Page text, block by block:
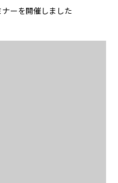
ーを開催しました